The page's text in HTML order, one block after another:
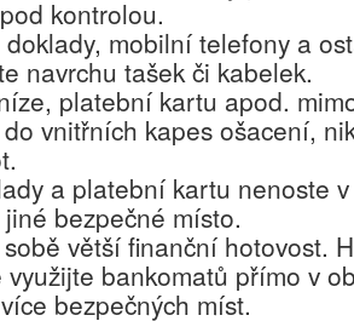
kontrolou.
doklady, mobilní telefony a
navrchu tašek či kabelek.
platební kartu apod.
vnitřních kapes ošacení,
a platební kartu nenoste
bezpečné místo.
větší finanční hotovost.
využijte bankomatů přímo v
bezpečných míst.